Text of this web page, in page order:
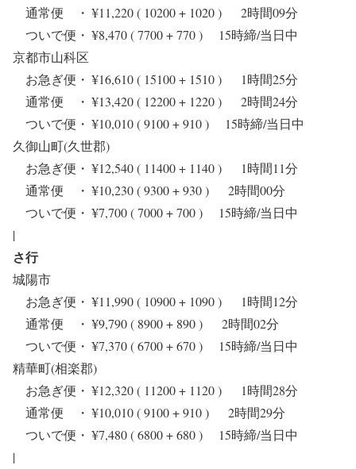
通常便 ・ ¥11,220 ( 10200 + 1020 ) 2時間09分
ついで便・ ¥8,470 ( 7700 + 770 ) 15時締/当日中
京都市山科区
お急ぎ便・ ¥16,610 ( 15100 + 1510 ) 1時間25分
通常便 ・ ¥13,420 ( 12200 + 1220 ) 2時間24分
ついで便・ ¥10,010 ( 9100 + 910 ) 15時締/当日中
久御山町(久世郡)
お急ぎ便・ ¥12,540 ( 11400 + 1140 ) 1時間11分
通常便 ・ ¥10,230 ( 9300 + 930 ) 2時間00分
ついで便・ ¥7,700 ( 7000 + 700 ) 15時締/当日中
|
さ行
城陽市
お急ぎ便・ ¥11,990 ( 10900 + 1090 ) 1時間12分
通常便 ・ ¥9,790 ( 8900 + 890 ) 2時間02分
ついで便・ ¥7,370 ( 6700 + 670 ) 15時締/当日中
精華町(相楽郡)
お急ぎ便・ ¥12,320 ( 11200 + 1120 ) 1時間28分
通常便 ・ ¥10,010 ( 9100 + 910 ) 2時間29分
ついで便・ ¥7,480 ( 6800 + 680 ) 15時締/当日中
|